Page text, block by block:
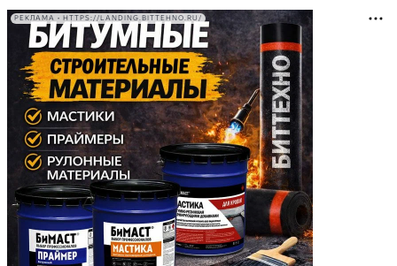
РЕКЛАМА • HTTPS://LANDING.BITTEHNO.RU/